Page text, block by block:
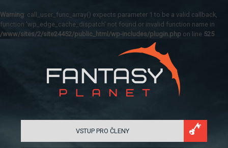
Warning: call_user_func_array() expects parameter 1 to be a valid callback,
function 'wp_edge_cache_dispatch' not found or invalid function name in
/www/sites/2/site24452/public_html/wp-includes/plugin.php on line 525
VSTUP PRO ČLENY